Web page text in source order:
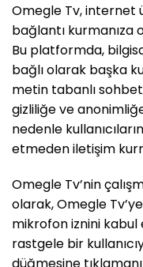
Omegle Tv, internet
bağlantı
Bu platformda,
bağlı olarak başka
metin tabanlı
gizliliğe ve
nedenle
etmeden iletişim
Omegle Tv’nin
olarak, Omegle
mikrofon iznini kabul
rastgele bir
düğmesine